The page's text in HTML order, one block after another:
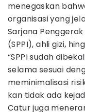
menegaskan
organisasi yang
Sarjana
(SPPI), ahli gizi,
“SPPI sudah
selama sesuai
meminimalisasi
kan tidak ada
Catur juga